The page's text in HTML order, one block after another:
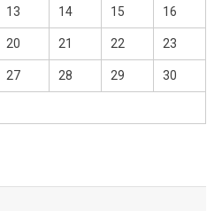
13 14 15 16
20 21 22 23
27 28 29 30